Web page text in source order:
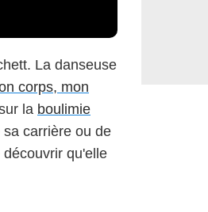
La danseuse
corps, mon
la boulimie
carrière ou de
qu'elle